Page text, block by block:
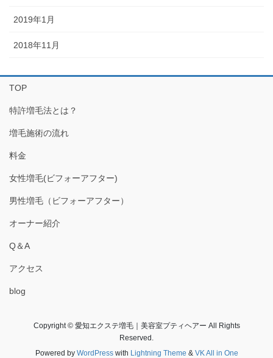
2019年1月
2018年11月
TOP
特許増毛法とは？
増毛施術の流れ
料金
女性増毛(ビフォーアフター)
男性増毛（ビフォーアフター）
オーナー紹介
Q＆A
アクセス
blog
Copyright © 愛知エクステ増毛｜美容室プティヘアー All Rights
Reserved.
Powered by WordPresswith Lightning Theme & VK All in One